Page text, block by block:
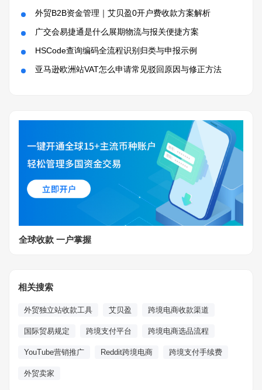
外贸B2B资金管理｜艾贝盈0开户费收款方案解析
广交会易捷通是什么展期物流与报关便捷方案
HSCode查询编码全流程识别归类与申报示例
亚马逊欧洲站VAT怎么申请常见驳回原因与修正方法
全球收款 一户掌握
相关搜索
外贸独立站收款工具 艾贝盈 跨境电商收款渠道
国际贸易规定 跨境支付平台 跨境电商选品流程
YouTube营销推广 Reddit跨境电商 跨境支付手续费
外贸卖家